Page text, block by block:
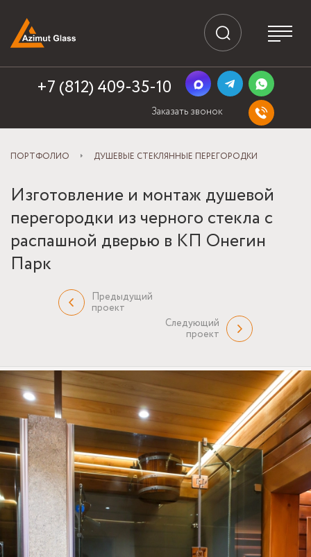
+7 (812) 409-35-10
Заказать звонок
ПОРТФОЛИО ДУШЕВЫЕ СТЕКЛЯННЫЕ ПЕРЕГОРОДКИ
Изготовление и монтаж душевой
перегородки из черного стекла с
распашной дверью в КП Онегин
Парк
Предыдущий
проект
Следующий
проект